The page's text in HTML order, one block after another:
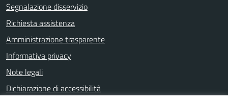
Segnalazione disservizio
Richiesta assistenza
Amministrazione trasparente
Informativa privacy
Note legali
Dichiarazione di accessibilità